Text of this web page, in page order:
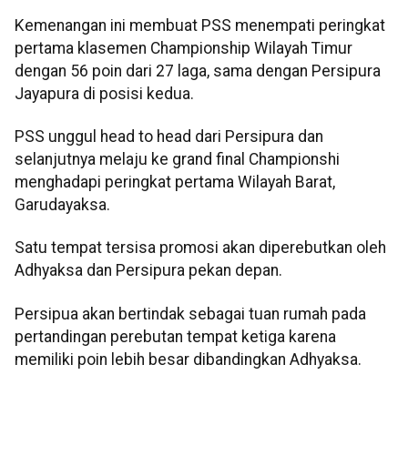
Kemenangan ini membuat PSS menempati peringkat
pertama klasemen Championship Wilayah Timur
dengan 56 poin dari 27 laga, sama dengan Persipura
Jayapura di posisi kedua.
PSS unggul head to head dari Persipura dan
selanjutnya melaju ke grand final Championshi
menghadapi peringkat pertama Wilayah Barat,
Garudayaksa.
Satu tempat tersisa promosi akan diperebutkan oleh
Adhyaksa dan Persipura pekan depan.
Persipua akan bertindak sebagai tuan rumah pada
pertandingan perebutan tempat ketiga karena
memiliki poin lebih besar dibandingkan Adhyaksa.